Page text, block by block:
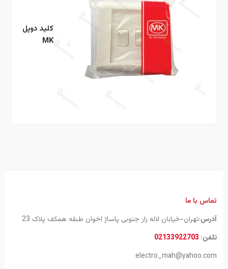
کلید دوپل
MK
تماس با ما
آدرس:تهران-خیابان لاله زار جنوبی پاساژ اخوان طبقه همکف پلاک 23
تلفن:
02133922703
electro_mah@yahoo.com